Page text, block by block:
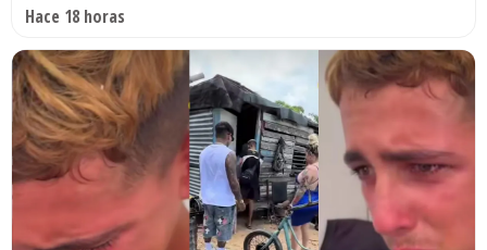
Hace 18 horas